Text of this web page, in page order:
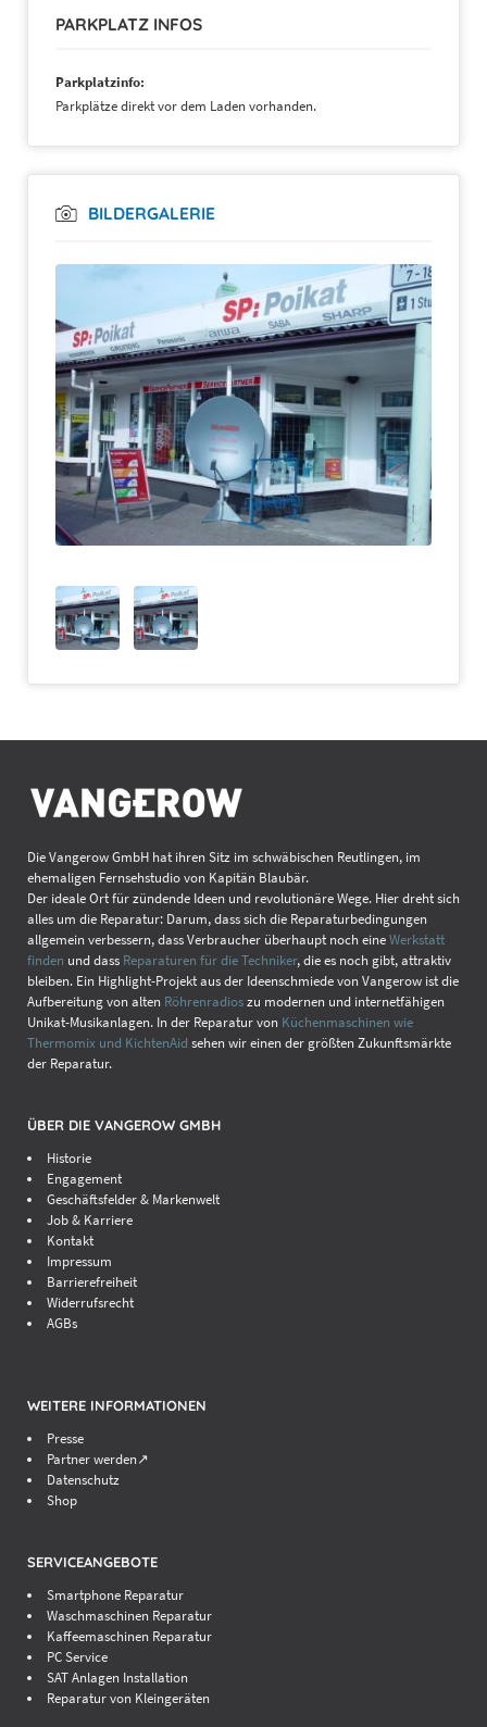
PARKPLATZ INFOS
Parkplatzinfo:
Parkplätze direkt vor dem Laden vorhanden.
BILDERGALERIE
Die Vangerow GmbH hat ihren Sitz im schwäbischen Reutlingen, im
ehemaligen Fernsehstudio von Kapitän Blaubär.
Der ideale Ort für zündende Ideen und revolutionäre Wege. Hier dreht sich
alles um die Reparatur: Darum, dass sich die Reparaturbedingungen
allgemein verbessern, dass Verbraucher überhaupt noch eineWerkstatt
finden und dass Reparaturen für die Techniker, die es noch gibt, attraktiv
bleiben. Ein Highlight-Projekt aus der Ideenschmiede von Vangerow ist die
Aufbereitung von alten Röhrenradioszu modernen und internetfähigen
Unikat-Musikanlagen. In der Reparatur von Küchenmaschinen wie
Thermomix und KichtenAid sehen wir einen der größten Zukunftsmärkte
der Reparatur.
ÜBER DIE VANGEROW GMBH
Historie
Engagement
Geschäftsfelder & Markenwelt
Job & Karriere
Kontakt
Impressum
Barrierefreiheit
Widerrufsrecht
AGBs
WEITERE INFORMATIONEN
Presse
Partner werden↗
Datenschutz
Shop
SERVICEANGEBOTE
Smartphone Reparatur
Waschmaschinen Reparatur
Kaffeemaschinen Reparatur
PC Service
SAT Anlagen Installation
Reparatur von Kleingeräten